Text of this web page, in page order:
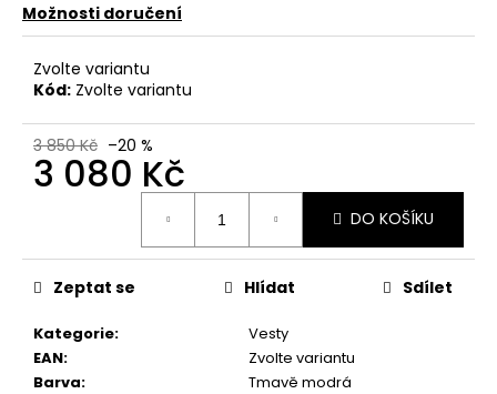
Možnosti doručení
Zvolte variantu
Kód: Zvolte variantu
3 850 Kč –20 %
3 080 Kč
DO KOŠÍKU
Kategorie:
Vesty
EAN:
Zvolte variantu
Barva:
Tmavě modrá
Zeptat se Hlídat Sdílet
D
o
p
o
r
u
u
m
e